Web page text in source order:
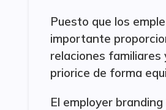
Puesto que los
importante
relaciones familiares
priorice de forma
El employer